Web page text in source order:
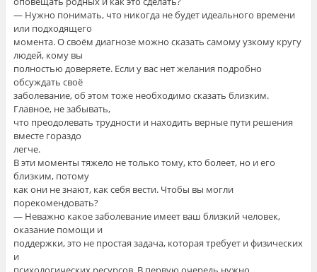
— Нужно понимать, что никогда не будет идеального времени
или подходящего
момента. О своём диагнозе можно сказать самому узкому кругу
людей, кому вы
полностью доверяете. Если у вас нет желания подробно
обсуждать своё
заболевание, об этом тоже необходимо сказать близким.
Главное, не забывать,
что преодолевать трудности и находить верные пути решения
вместе гораздо
легче.
В эти моменты тяжело не только тому, кто болеет, но и его
близким, потому
как они не знают, как себя вести. Чтобы вы могли
порекомендовать?
— Неважно какое заболевание имеет ваш близкий человек,
оказание помощи и
поддержки, это не простая задача, которая требует и физических
и